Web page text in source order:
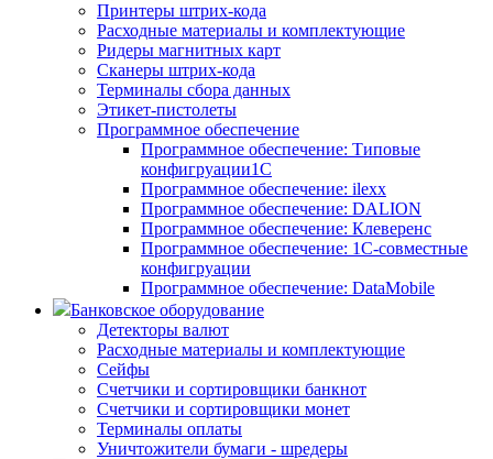
Принтеры штрих-кода
Расходные материалы и комплектующие
Ридеры магнитных карт
Сканеры штрих-кода
Терминалы сбора данных
Этикет-пистолеты
Программное обеспечение
Программное обеспечение: Типовые
конфигруации1С
Программное обеспечение: ilexx
Программное обеспечение: DALION
Программное обеспечение: Клеверенс
Программное обеспечение: 1С-совместные
конфигруации
Программное обеспечение: DataMobile
Банковское оборудование
Детекторы валют
Расходные материалы и комплектующие
Сейфы
Счетчики и сортировщики банкнот
Счетчики и сортировщики монет
Терминалы оплаты
Уничтожители бумаги - шредеры